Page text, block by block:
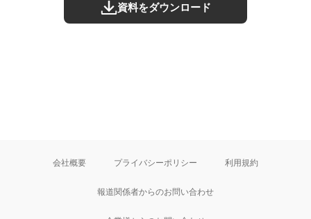
資料をダウンロード
会社概要 プライバシーポリシー 利用規約
報道関係者からのお問い合わせ